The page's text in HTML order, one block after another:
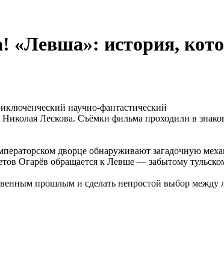
история,
научно‑фантастический
Лескова. Съёмки фильма проходили в
дворце обнаруживают загадочную
Огарёв обращается к Левше — забытому
прошлым и сделать непростой выбор